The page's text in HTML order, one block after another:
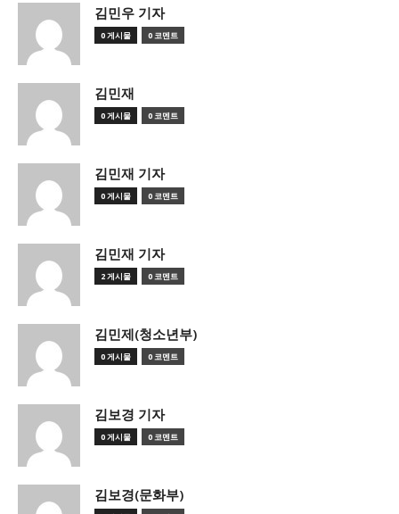
김민우 기자
0 게시물 0 코멘트
김민재
0 게시물 0 코멘트
김민재 기자
0 게시물 0 코멘트
김민재 기자
2 게시물 0 코멘트
김민제(청소년부)
0 게시물 0 코멘트
김보경 기자
0 게시물 0 코멘트
김보경(문화부)